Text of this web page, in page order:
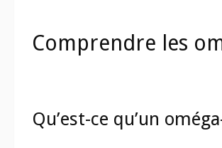
Comprendre les
Qu’est-ce qu’un